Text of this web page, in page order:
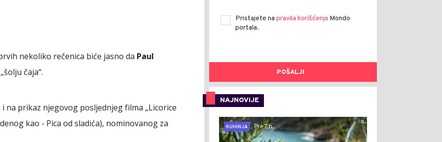
nekoliko rečenica biće jasno da Paul
čaja“.
na prikaz njegovog posljednjeg filma „Licorice
kao - Pica od sladića), nominovanog za
Pristajete na pravila korišćenja Mondo
portala.
POŠALJI
NAJNOVIJE
0
KUHINJA
Pre 7 h